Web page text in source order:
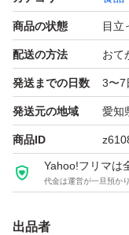
小カブ
ナス
キュウリ
ズッキーニ
サツマイモ
キャベツ(1/2)
カリフラワー
ほうれん草
商品の状態 目立
配送の方法 おて
発送までの日数 3〜7
発送元の地域 愛知
商品ID
Yahoo!フリマは
代金は運営が一旦預か
出品者